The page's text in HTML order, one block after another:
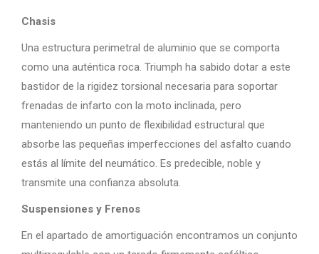
Chasis
Una estructura perimetral de aluminio que se comporta
como una auténtica roca. Triumph ha sabido dotar a este
bastidor de la rigidez torsional necesaria para soportar
frenadas de infarto con la moto inclinada, pero
manteniendo un punto de flexibilidad estructural que
absorbe las pequeñas imperfecciones del asfalto cuando
estás al límite del neumático. Es predecible, noble y
transmite una confianza absoluta.
Suspensiones y Frenos
En el apartado de amortiguación encontramos un conjunto